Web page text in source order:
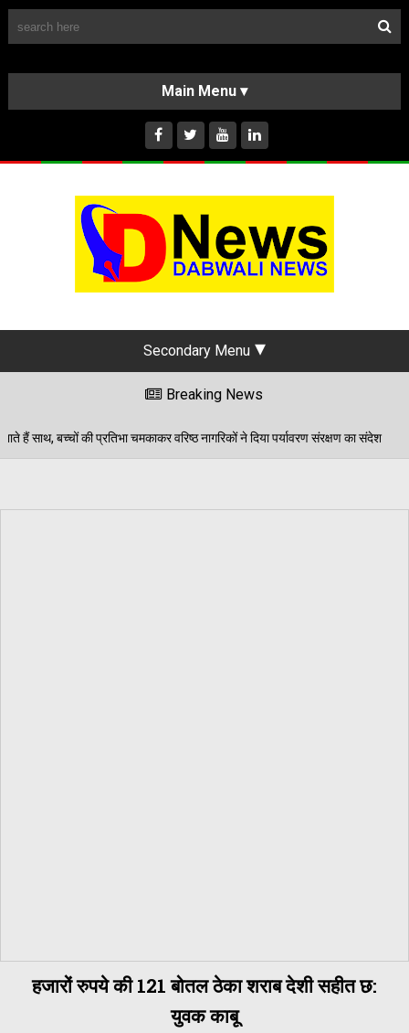
HOME
ABOUT US
INSTAGRAM
Secondary Menu
Breaking News
नागरिकों ने दिया पर्यावरण संरक्षण का संदेश 06/08/2026 पंजाब
हजारों रुपये की 121 बोतल ठेका शराब देशी सहीत छ:
युवक काबू